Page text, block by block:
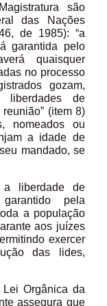
são
das Nações
de 1985): “a
garantida pelo
quaisquer
no processo
gozam,
liberdades de
(item 8)
nomeados ou
a idade de
mandado, se
a liberdade de
pela
a população
aos juízes
exercer
das lides,
Orgânica da
assegura que